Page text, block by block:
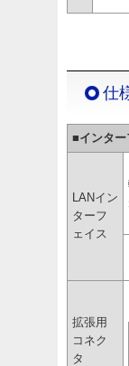
仕
■インター
LANイン
ターフ
ェイス
拡張用
コネク
タ